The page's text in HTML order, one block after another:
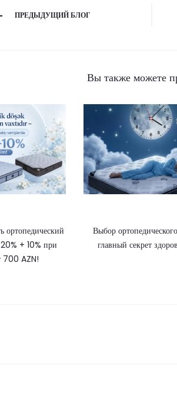
ПРЕДЫДУЩИЙ БЛОГ
Вы также можете
ортопедический
+ 10% при
700 AZN!
Выбор
главный секрет